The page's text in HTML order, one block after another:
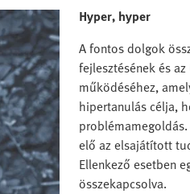
Hyper, hyper
A fontos dolgok
fejlesztésének és
működéséhez,
hipertanulás célja,
elő az elsajátított
Ellenkező esetben
összekapcsolva.